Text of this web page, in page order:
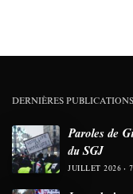
DERNIÈRES PUBLICATIONS
Paroles de
du SGJ
JUILLET 2026